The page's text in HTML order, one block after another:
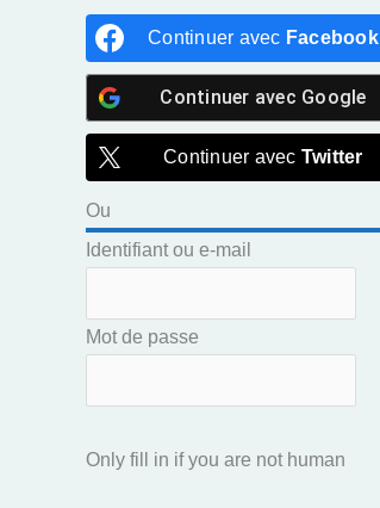
Continuer avec Facebook
Continuer avec Google
Continuer avec Twitter
Ou
Identifiant ou e-mail
Mot de passe
Only fill in if you are not human